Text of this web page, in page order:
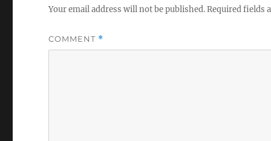
Your email address will not be published.Required fields
COMMENT *